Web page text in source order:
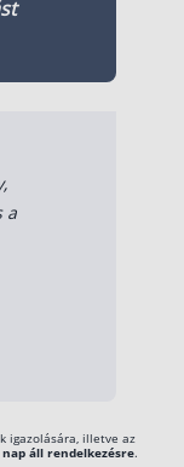
a
igazolására, illetve az
nap áll rendelkezésre.